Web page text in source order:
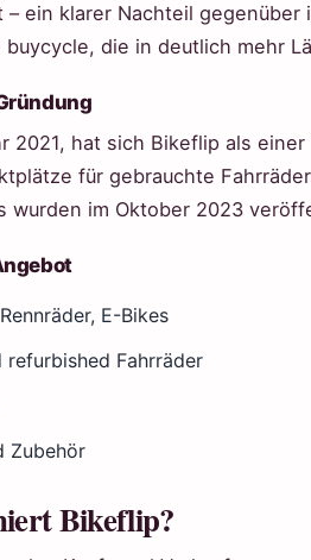
– ein klarer Nachteil gegenüber
buycycle, die in deutlich mehr
2021, hat sich Bikeflip als
für gebrauchte
wurden im Oktober 2023
E-Bikes
refurbished Fahrräder
Zubehör
Bikeflip?